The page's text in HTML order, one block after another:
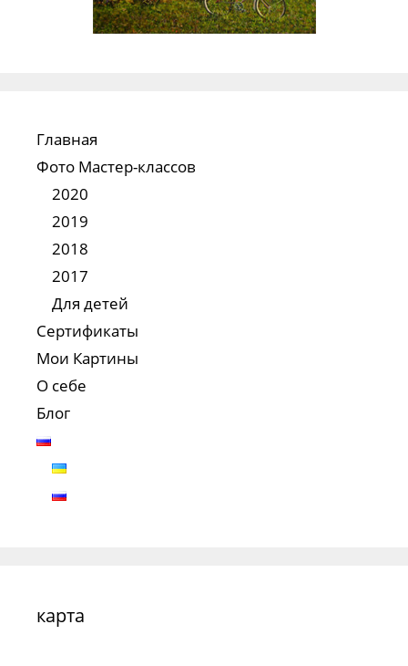
Главная
Фото Мастер-классов
2020
2019
2018
2017
Для детей
Сертификаты
Мои Картины
О себе
Блог
карта